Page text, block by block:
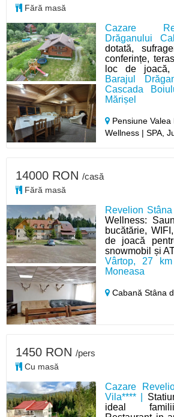
Cazare
Drăganului
dotată,
conferințe,
loc de joacă,
Barajul
Cascada
Mărișel
Pensiune
Wellness | SPA,
Fără masă
Revelion
Wellness:
bucătărie,
de joacă
snowmobil și
Vârtop, 27
Moneasa
Cabană Stâna
14000 RON /casă
Fără masă
Cazare
Vila**** |
ideal
1450 RON /pers
Cu masă